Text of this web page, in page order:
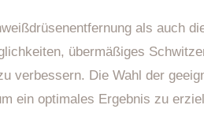
als auch
übermäßiges
verbessern. Die Wahl der
ein optimales Ergebnis zu